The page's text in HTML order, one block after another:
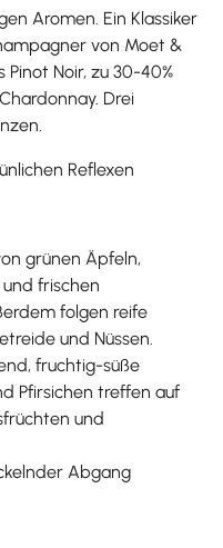
Aromen. Ein Klassiker
von Moet &
Noir, zu 30-40%
Drei
Reflexen
grünen Äpfeln,
frischen
folgen reife
und Nüssen.
fruchtig-süße
Pfirsichen treffen auf
und
Abgang